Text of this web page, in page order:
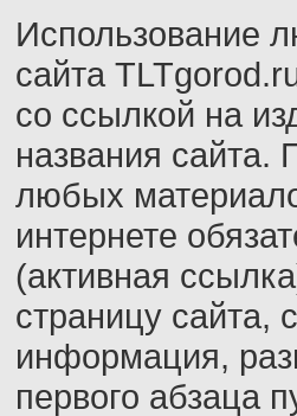
Использование
сайта
со ссылкой на
названия сайта.
любых
интернете
(активная
страницу сайта,
информация,
первого абзаца